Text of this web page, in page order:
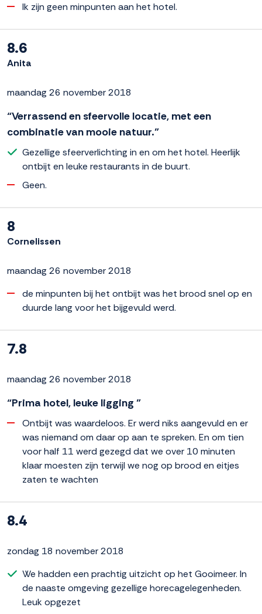
Ik zijn geen minpunten aan het hotel.
8.6
Anita
maandag 26 november 2018
“Verrassend en sfeervolle locatie, met een
combinatie van mooie natuur.”
Gezellige sfeerverlichting in en om het hotel. Heerlijk
ontbijt en leuke restaurants in de buurt.
Geen.
8
Cornelissen
maandag 26 november 2018
de minpunten bij het ontbijt was het brood snel op en
duurde lang voor het bijgevuld werd.
7.8
maandag 26 november 2018
“Prima hotel, leuke ligging ”
Ontbijt was waardeloos. Er werd niks aangevuld en er
was niemand om daar op aan te spreken. En om tien
voor half 11 werd gezegd dat we over 10 minuten
klaar moesten zijn terwijl we nog op brood en eitjes
zaten te wachten
8.4
zondag 18 november 2018
We hadden een prachtig uitzicht op het Gooimeer. In
de naaste omgeving gezellige horecagelegenheden.
Leuk opgezet